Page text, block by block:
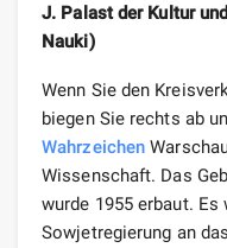
J. Palast der Kultur
Nauki)
Wenn Sie den
biegen Sie rechts ab
Wahrzeichen
Wissenschaft. Das
wurde 1955 erbaut. Es
Sowjetregierung an